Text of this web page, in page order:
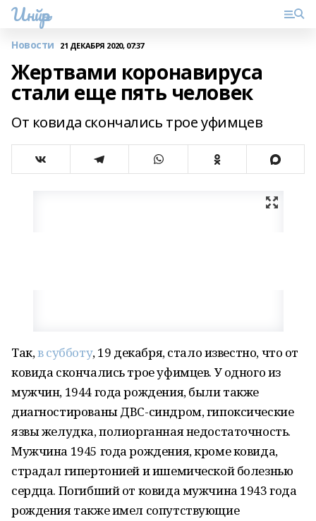
Инйәр
Новости 21 ДЕКАБРЯ 2020, 07:37
Жертвами коронавируса
стали еще пять человек
От ковида скончались трое уфимцев
Так,в субботу, 19 декабря, стало известно, что от
ковида скончались трое уфимцев. У одного из
мужчин, 1944 года рождения, были также
диагностированы ДВС-синдром, гипоксические
язвы желудка, полиорганная недостаточность.
Мужчина 1945 года рождения, кроме ковида,
страдал гипертонией и ишемической болезнью
сердца. Погибший от ковида мужчина 1943 года
рождения также имел сопутствующие